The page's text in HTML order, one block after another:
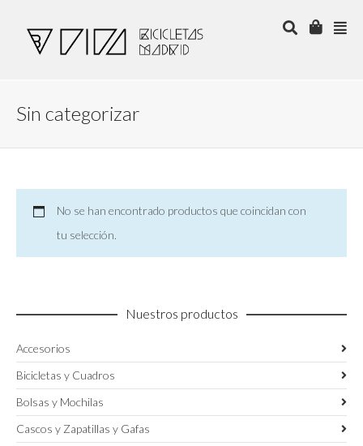
Sin categorizar
No se han encontrado productos que coincidan con
tu selección.
Nuestros productos
Accesorios
Bicicletas y Cuadros
Bolsas y Mochilas
Cascos y Zapatillas y Gafas